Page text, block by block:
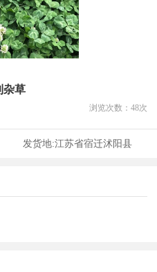
杂草
浏览次数： 48次
发货地:江苏省宿迁沭阳县